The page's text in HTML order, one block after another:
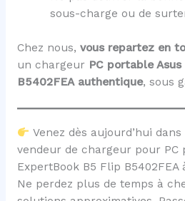
sous-charge ou de
Chez nous, vous repartez en
un chargeur PC portable
B5402FEA authentique, sous
Venez dès aujourd’hui
vendeur de chargeur pour PC
ExpertBook B5 Flip B5402FEA
Ne perdez plus de temps à